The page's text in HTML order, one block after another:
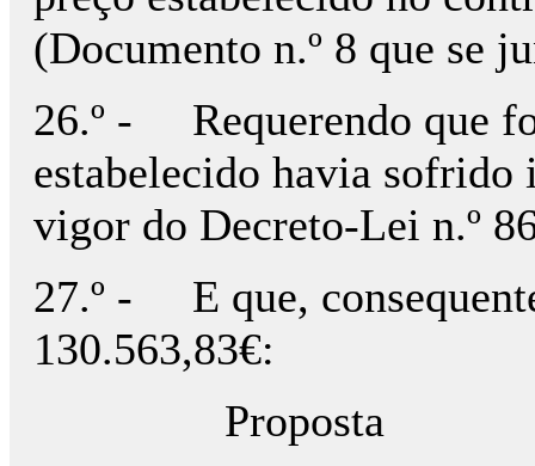
(Documento n.º 8 que se
26.º - Requerendo que
estabelecido havia sofrido
vigor do Decreto-Lei n.º
27.º - E que,
130.563,83€:
Proposta